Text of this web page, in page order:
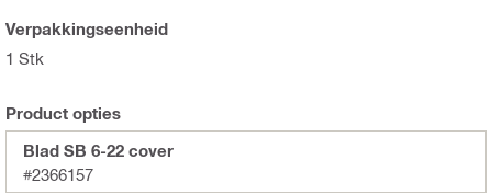
Verpakkingseenheid
1 Stk
Product opties
Blad SB 6-22 cover
#2366157